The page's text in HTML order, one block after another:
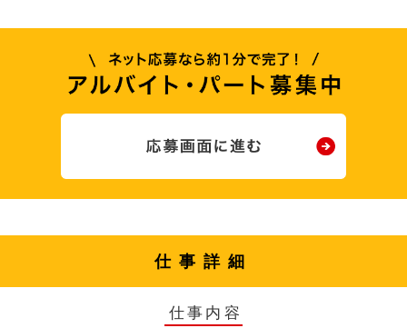
仕事詳細
仕事内容